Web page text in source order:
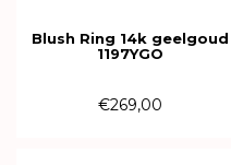
Blush Ring 14k geelgoud
1197YGO
€269,00